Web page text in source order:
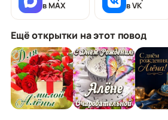
в MAX
в VK
Ещё открытки на этот повод